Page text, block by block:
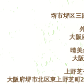
堺市堺区三
大阪
晴美
大
上野
大阪府堺市北区東上野芝